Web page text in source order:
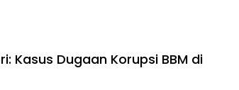
Kasus Dugaan Korupsi BBM di